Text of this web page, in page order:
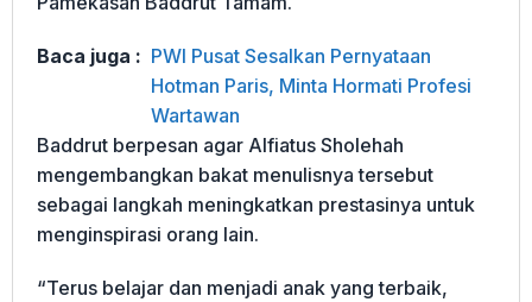
Baca juga : PWI Pusat Sesalkan Pernyataan
Hotman Paris, Minta Hormati Profesi
Wartawan
Baddrut berpesan agar Alfiatus Sholehah
mengembangkan bakat menulisnya tersebut
sebagai langkah meningkatkan prestasinya untuk
menginspirasi orang lain.
“Terus belajar dan menjadi anak yang terbaik,